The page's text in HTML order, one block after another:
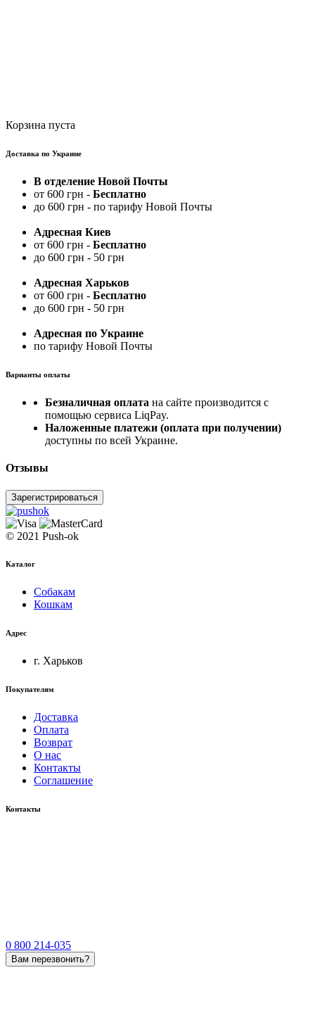
Корзина пуста
Доставка по Украине
В отделение Новой Почты
от 600 грн - Бесплатно
до 600 грн - по тарифу Новой Почты
Адресная Киев
от 600 грн - Бесплатно
до 600 грн - 50 грн
Адресная Харьков
от 600 грн - Бесплатно
до 600 грн - 50 грн
Адресная по Украине
по тарифу Новой Почты
Варианты оплаты
Безналичная оплата на сайте производится с
помощью сервиса LiqPay.
Наложенные платежи (оплата при получении)
доступны по всей Украине.
Отзывы
Зарегистрироваться
© 2021 Push-ok
Каталог
Собакам
Кошкам
Адрес
г. Харьков
Покупателям
Доставка
Оплата
Возврат
О нас
Контакты
Соглашение
Контакты
0 800 214-035
Вам перезвонить?